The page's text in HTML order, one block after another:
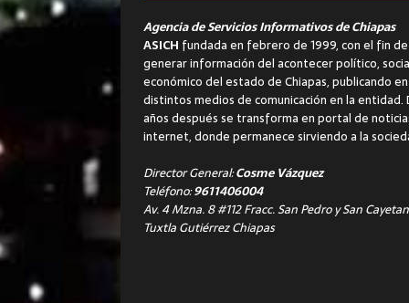
Agencia de Servicios Informativos de Chiapas
ASICH fundada en febrero de 1999, con el fin de
generar información del acontecer político,
económico del estado de Chiapas, publicando
distintos medios de comunicación en la entidad.
años después se transforma en portal de
internet, donde permanece sirviendo a la
Director General:Cosme Vázquez
Teléfono:9611406004
Av. 4 Mzna. 8 #112 Fracc. San Pedro y San
Tuxtla Gutiérrez Chiapas